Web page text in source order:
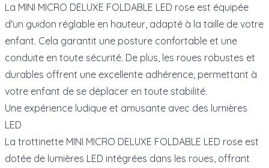
La MINI MICRO DELUXE FOLDABLE LED rose est équipée
d'un guidon réglable en hauteur, adapté à la taille de votre
enfant. Cela garantit une posture confortable et une
conduite en toute sécurité. De plus, les roues robustes et
durables offrent une excellente adhérence, permettant à
votre enfant de se déplacer en toute stabilité.
Une expérience ludique et amusante avec des lumières
LED
La trottinette MINI MICRO DELUXE FOLDABLE LED rose est
dotée de lumières LED intégrées dans les roues, offrant